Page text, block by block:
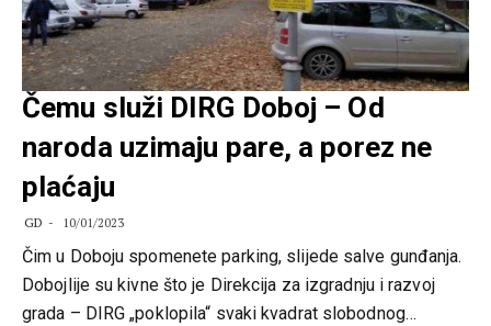
Čemu služi DIRG Doboj – Od
naroda uzimaju pare, a porez ne
plaćaju
GD 10/01/2023
Čim u Doboju spomenete parking, slijede salve gunđanja.
Dobojlije su kivne što je Direkcija za izgradnju i razvoj
grada – DIRG „poklopila“ svaki kvadrat slobodnog…